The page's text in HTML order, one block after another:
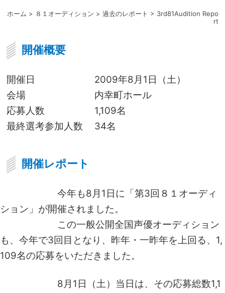
ホーム > ８１オーディション > 過去のレポート > 3rd81Audition Repo
rt
開催概要
開催日
2009年8月1日（土）
会場
内幸町ホール
応募人数
1,109名
最終選考参加人数
34名
開催レポート
今年も8月1日に「第3回８１オーディ
ション」が開催されました。
この一般公開全国声優オーディション
も、今年で3回目となり、昨年・一昨年を上回る、1,
109名の応募をいただきました。
8月1日（土）当日は、その応募総数1,1